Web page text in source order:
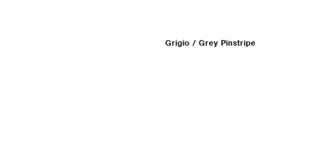
Grigio / Grey Pinstripe